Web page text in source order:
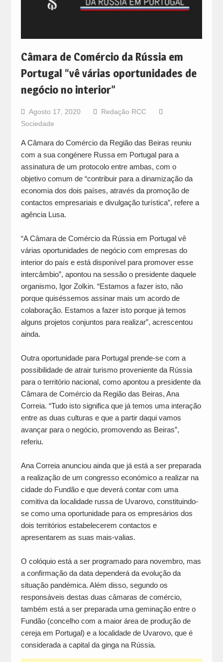
Câmara de Comércio da Rússia em
Portugal “vê várias oportunidades de
negócio no interior”
Agosto 17, 2020
Redação RCC
Sociedade
A Câmara do Comércio da Região das Beiras reuniu
com a sua congénere Russa em Portugal para a
assinatura de um protocolo entre ambas, com o
objetivo comum de “contribuir para a dinamização da
economia dos dois países, através da promoção de
contactos empresariais e divulgação turística”, refere a
agência Lusa.
“A Câmara de Comércio da Rússia em Portugal vê
várias oportunidades de negócio com empresas do
interior do país e está disponível para promover esse
intercâmbio”, apontou na sessão o presidente daquele
organismo, Igor Zolkin. “Estamos a fazer isto, não
porque quiséssemos assinar mais um acordo de
colaboração. Estamos a fazer isto porque já temos
alguns projetos conjuntos para realizar”, acrescentou
ainda.
Outra oportunidade para Portugal prende-se com a
possibilidade de atrair turismo proveniente da Rússia
para o território nacional, como apontou a presidente da
Câmara de Comércio da Região das Beiras, Ana
Correia. “Tudo isto significa que já temos uma interação
entre as duas culturas e que a partir daqui vamos
avançar para o negócio, promovendo as Beiras”,
referiu.
Ana Correia anunciou ainda que já está a ser preparada
a realização de um congresso económico a realizar na
cidade do Fundão e que deverá contar com uma
comitiva da localidade russa de Uvarovo, constituindo-
se como uma oportunidade para os empresários dos
dois territórios estabelecerem contactos e
apresentarem as suas mais-valias.
O colóquio está a ser programado para novembro, mas
a confirmação da data dependerá da evolução da
situação pandémica. Além disso, segundo os
responsáveis destas duas câmaras de comércio,
também está a ser preparada uma geminação entre o
Fundão (concelho com a maior área de produção de
cereja em Portugal) e a localidade de Uvarovo, que é
considerada a capital da ginga na Rússia.